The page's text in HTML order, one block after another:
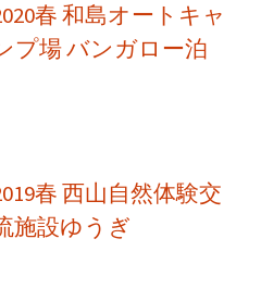
春 和島オートキャ
プ場 バンガロー泊
春 西山自然体験交
施設ゆうぎ